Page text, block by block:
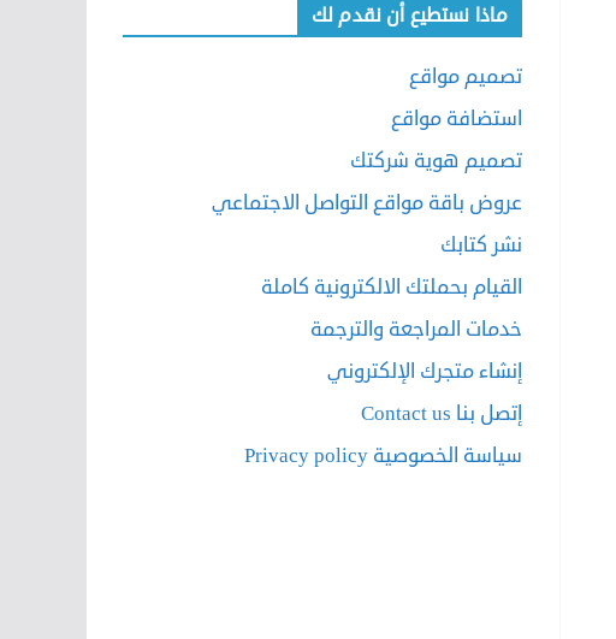
ماذا نستطيع أن نقدم لك
تصميم مواقع
استضافة مواقع
تصميم هوية شركتك
عروض باقة مواقع التواصل الاجتماعي
نشر كتابك
القيام بحملتك الالكترونية كاملة
خدمات المراجعة والترجمة
إنشاء متجرك الإلكتروني
إتصل بنا Contact us
سياسة الخصوصية Privacy policy